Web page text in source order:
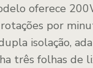
oferece
por
isolação,
três folhas de